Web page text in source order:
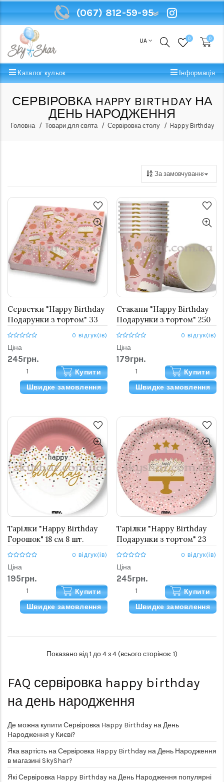
(067) 812-59-95
UA 0 0
Каталог кульок Інформація
СЕРВІРОВКА HAPPY BIRTHDAY НА
ДЕНЬ НАРОДЖЕННЯ
Головна Товари для свята Сервіровка столу Happy Birthday
Серветки "Happy Birthday
Подарунки з тортом" 33
см 20 шт.
0 відгук(ів)
Ціна
245грн.
Купити
Швидке замовлення
Стакани "Happy Birthday
Подарунки з тортом" 250
мл 8 шт.
0 відгук(ів)
Ціна
179грн.
Купити
Швидке замовлення
Тарілки "Happy Birthday
Горошок" 18 см 8 шт.
0 відгук(ів)
Ціна
195грн.
Купити
Швидке замовлення
Тарілки "Happy Birthday
Подарунки з тортом" 23
см 8 шт.
0 відгук(ів)
Ціна
245грн.
Купити
Швидке замовлення
Показано від 1 до 4 з 4 (всього сторінок: 1)
FAQ сервіровка happy birthday
на день народження
Де можна купити Сервіровка Happy Birthday на День
Народження у Києві?
Яка вартість на Сервіровка Happy Birthday на День Народження
в магазині SkyShar?
Які Сервіровка Happy Birthday на День Народження популярні